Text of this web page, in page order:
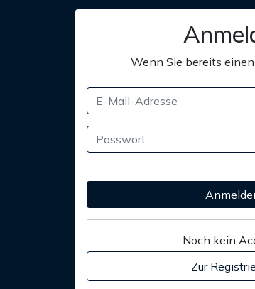
Wenn Sie bereits
Noch kein
Zur